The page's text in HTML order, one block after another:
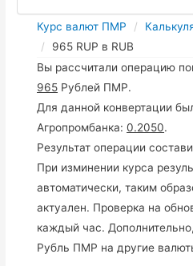
Курс валют ПМР
965 RUP в RUB
Вы рассчитали операцию
965 Рублей ПМР.
Для данной конвертации
Агропромбанка:0.2050.
Результат операции
При изминении курса
автоматически, таким
актуален. Проверка на
каждый час.
Рубль ПМР на другие